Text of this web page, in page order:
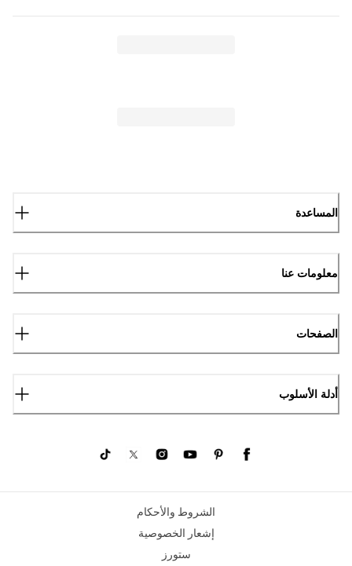
المساعدة
معلومات عنا
الصفحات
أدلة الأسلوب
الشروط والأحكام
إشعار الخصوصية
ستورز